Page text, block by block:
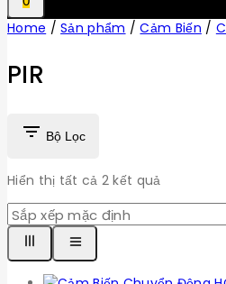
Home / Sản phẩm / Cảm Biến /
PIR
Bộ Lọc
Hiển thị tất cả 2 kết quả